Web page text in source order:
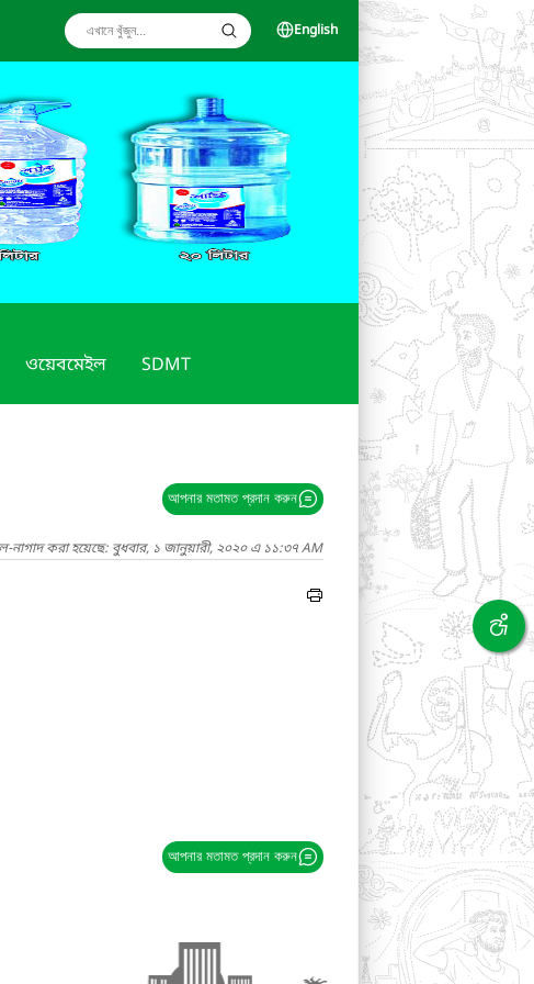
English
ওয়েবমেইল SDMT
আপনার মতামত প্রদান করুন
নাগাদ করা হয়েছে: বুধবার, ১ জানুয়ারী, ২০২০ এ ১১:৩৭ AM
আপনার মতামত প্রদান করুন